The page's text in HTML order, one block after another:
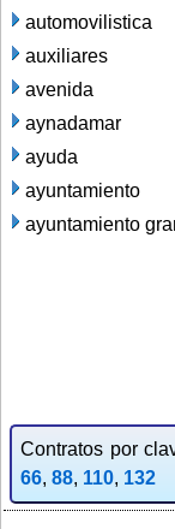
automovilistica
auxiliares
avenida
aynadamar
ayuda
ayuntamiento
ayuntamiento
Contratos por
66, 88, 110, 132